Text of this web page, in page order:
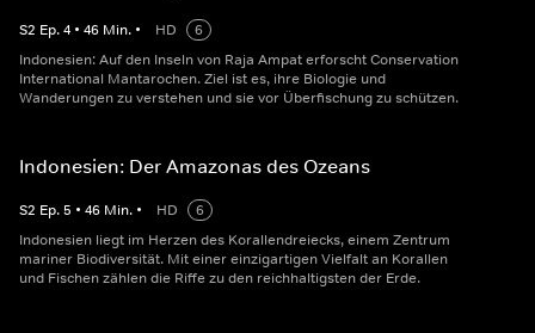
S2 Ep.4 • 46 Min. • HD
6
Indonesien: Auf den Inseln von Raja Ampat erforscht Conservation
International Mantarochen. Ziel ist es, ihre Biologie und
Wanderungen zu verstehen und sie vor Überfischung zu schützen.
Indonesien: Der Amazonas des Ozeans
S2 Ep.5 • 46 Min. • HD
6
Indonesien liegt im Herzen des Korallendreiecks, einem Zentrum
mariner Biodiversität. Mit einer einzigartigen Vielfalt an Korallen
und Fischen zählen die Riffe zu den reichhaltigsten der Erde.